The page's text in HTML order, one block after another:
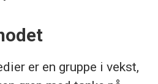
er en gruppe i vekst,